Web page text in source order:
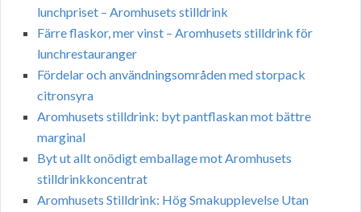
lunchpriset – Aromhusets stilldrink
Färre flaskor, mer vinst – Aromhusets stilldrink för
lunchrestauranger
Fördelar och användningsområden med storpack
citronsyra
Aromhusets stilldrink: byt pantflaskan mot bättre
marginal
Byt ut allt onödigt emballage mot Aromhusets
stilldrinkkoncentrat
Aromhusets Stilldrink: Hög Smakupplevelse Utan